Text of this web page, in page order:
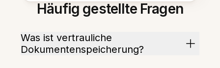
Häufig gestellte Fragen
Was ist vertrauliche
Dokumentenspeicherung?